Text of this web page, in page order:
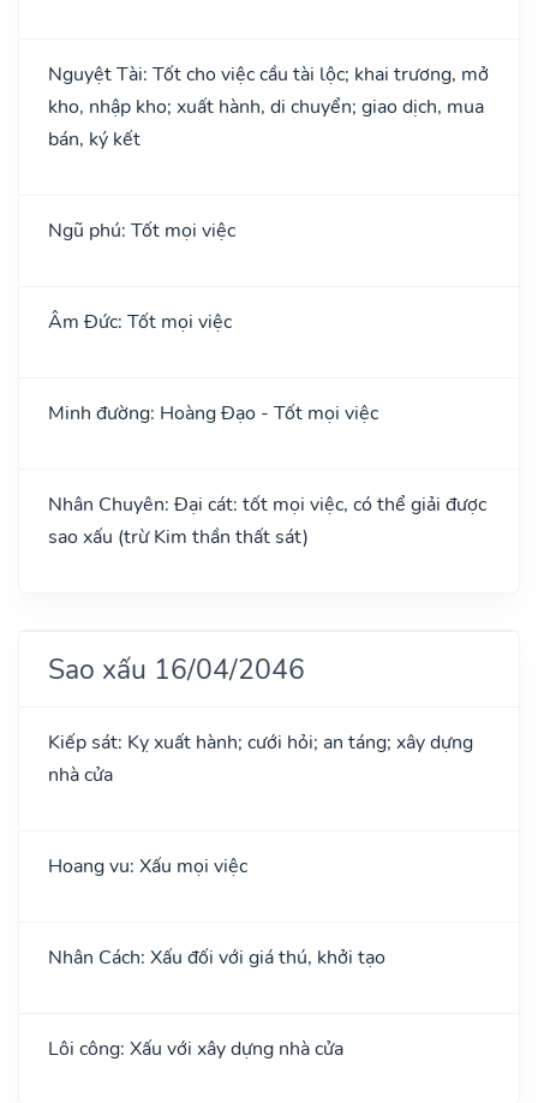
Nguyệt Tài: Tốt cho việc cầu tài lộc; khai trương, mở
kho, nhập kho; xuất hành, di chuyển; giao dịch, mua
bán, ký kết
Ngũ phú: Tốt mọi việc
Âm Đức: Tốt mọi việc
Minh đường: Hoàng Đạo - Tốt mọi việc
Nhân Chuyên: Đại cát: tốt mọi việc, có thể giải được
sao xấu (trừ Kim thần thất sát)
Sao xấu 16/04/2046
Kiếp sát: Kỵ xuất hành; cưới hỏi; an táng; xây dựng
nhà cửa
Hoang vu: Xấu mọi việc
Nhân Cách: Xấu đối với giá thú, khởi tạo
Lôi công: Xấu với xây dựng nhà cửa